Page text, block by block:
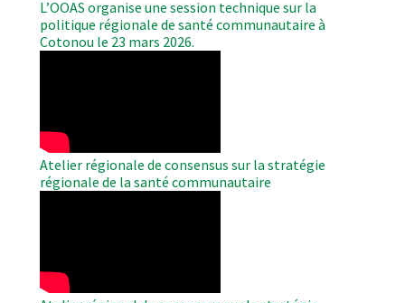
L’OOAS organise une session technique sur la
politique régionale de santé communautaire à
Cotonou le 23 mars 2026.
Atelier régionale de consensus sur la stratégie
régionale de la santé communautaire